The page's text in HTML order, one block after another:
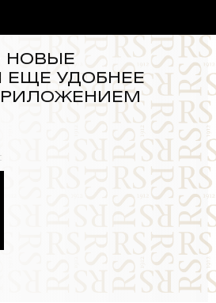
НОВЫЕ
ЕЩЕ УДОБНЕЕ